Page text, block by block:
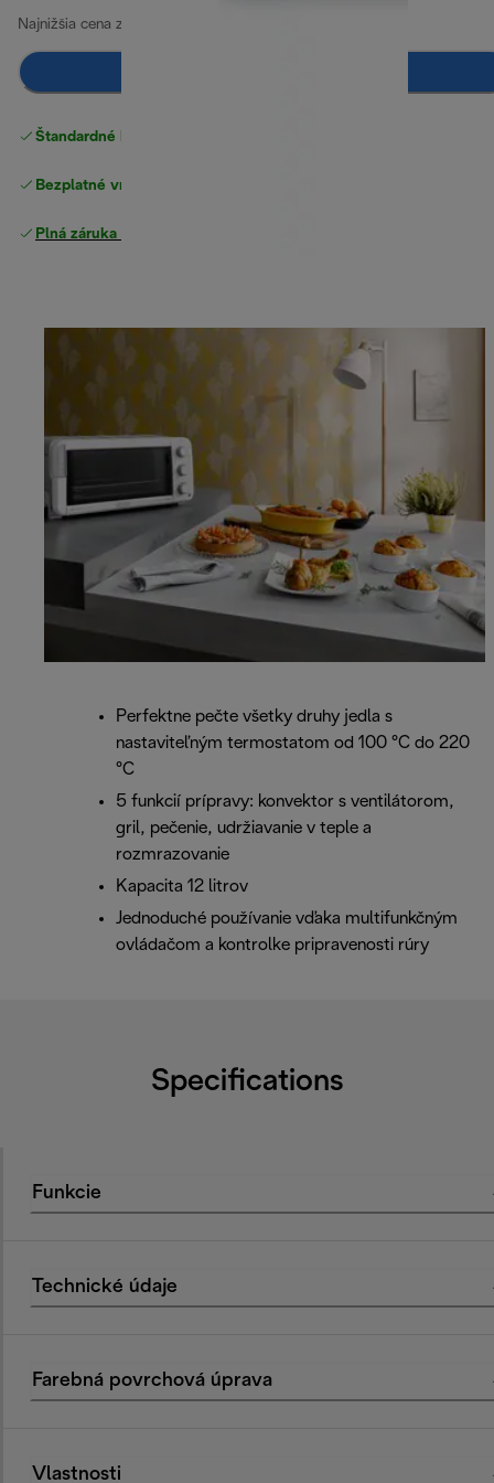
Najnižšia cena za posledných 30 dní
Štandardné bezplatné doručenie
Bezplatné vrátenie tovaru
Plná záruka výrobcu
Perfektne pečte všetky druhy jedla s
nastaviteľným termostatom od 100 °C do 220
°C
5 funkcií prípravy: konvektor s ventilátorom,
gril, pečenie, udržiavanie v teple a
rozmrazovanie
Kapacita 12 litrov
Jednoduché používanie vďaka multifunkčným
ovládačom a kontrolke pripravenosti rúry
Specifications
Funkcie
Technické údaje
Farebná povrchová úprava
Vlastnosti